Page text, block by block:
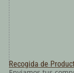
Recogida de